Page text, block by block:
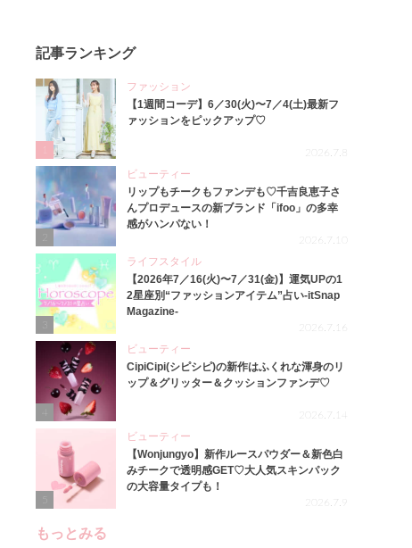
記事ランキング
ファッション
【1週間コーデ】6／30(火)〜7／4(土)最新フ
ァッションをピックアップ♡
2026.7.8
ビューティー
リップもチークもファンデも♡千吉良恵子さ
んプロデュースの新ブランド「ifoo」の多幸
感がハンパない！
2026.7.10
3
ライフスタイル
【2026年7／16(火)〜7／31(金)】運気UPの1
2星座別“ファッションアイテム”占い-itSnap
Magazine-
2026.7.16
4
ビューティー
CipiCipi(シピシピ)の新作はふくれな渾身のリ
ップ＆グリッター＆クッションファンデ♡
2026.7.14
ビューティー
【Wonjungyo】新作ルースパウダー＆新色白
みチークで透明感GET♡大人気スキンパック
の大容量タイプも！
2026.7.9
もっとみる